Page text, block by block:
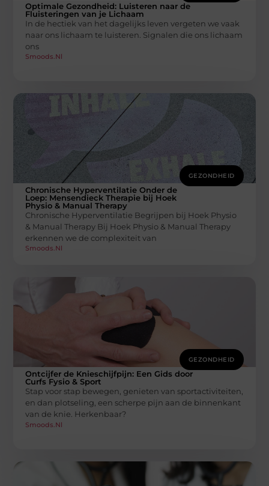
Optimale Gezondheid: Luisteren naar de
Fluisteringen van je Lichaam
In de hectiek van het dagelijks leven vergeten we vaak
naar ons lichaam te luisteren. Signalen die ons lichaam
ons
Smoods.nl
GEZONDHEID
Chronische Hyperventilatie Onder de
Loep: Mensendieck Therapie bij Hoek
Physio & Manual Therapy
Chronische Hyperventilatie Begrijpen bij Hoek Physio
& Manual Therapy Bij Hoek Physio & Manual Therapy
erkennen we de complexiteit van
Smoods.nl
GEZONDHEID
Ontcijfer de Knieschijfpijn: Een Gids door
Curfs Fysio & Sport
Stap voor stap bewegen, genieten van sportactiviteiten,
en dan plotseling, een scherpe pijn aan de binnenkant
van de knie. Herkenbaar?
Smoods.nl